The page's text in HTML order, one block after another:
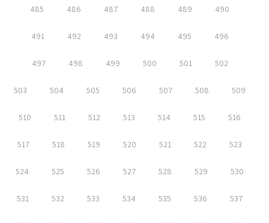
485 486 487 488 489 490
491 492 493 494 495 496
497 498 499 500 501 502
503 504 505 506 507 508 509
510 511 512 513 514 515 516
517 518 519 520 521 522 523
524 525 526 527 528 529 530
531 532 533 534 535 536 537